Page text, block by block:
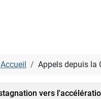
Accueil Appels depuis la
vers